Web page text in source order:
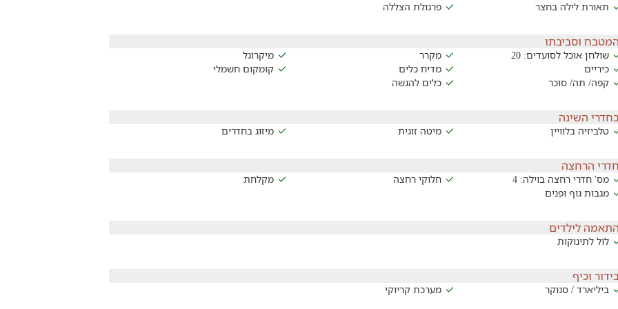
תאורת לילה בחצר
פרגולת הצללה
המטבח וסביבתו
שולחן אוכל לסועדים: 20 מקרר
מיקרוגל
כיריים
מדיח כלים
קומקום חשמלי
קפה/ תה/ סוכר
כלים להגשה
השינה
טלביזיה בלוויין מיטה זוגית מיזוג בחדרים
חדרי הרחצה
מס' חדרי רחצה בוילה: 4 חלוקי רחצה
מקלחת
מגבות גוף ופנים
התאמה לילדים
לול לתינוקות
וכיף
ביליארד / סנוקר מערכת קריוקי